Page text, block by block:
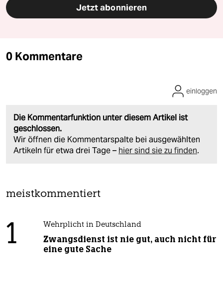
Jetzt abonnieren
0 Kommentare
Die Kommentarfunktion unter diesem Artikel ist
geschlossen.
Wir öffnen die Kommentarspalte bei ausgewählten
Artikeln für etwa drei Tage – hier sind sie zu finden.
einloggen
meistkommentiert
1 Wehrplicht in Deutschland
Zwangsdienst ist nie gut, auch nicht für
eine gute Sache